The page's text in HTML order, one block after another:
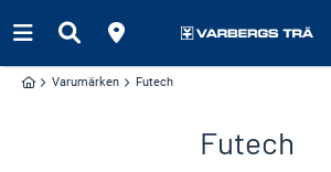
Varumärken Futech
Futech